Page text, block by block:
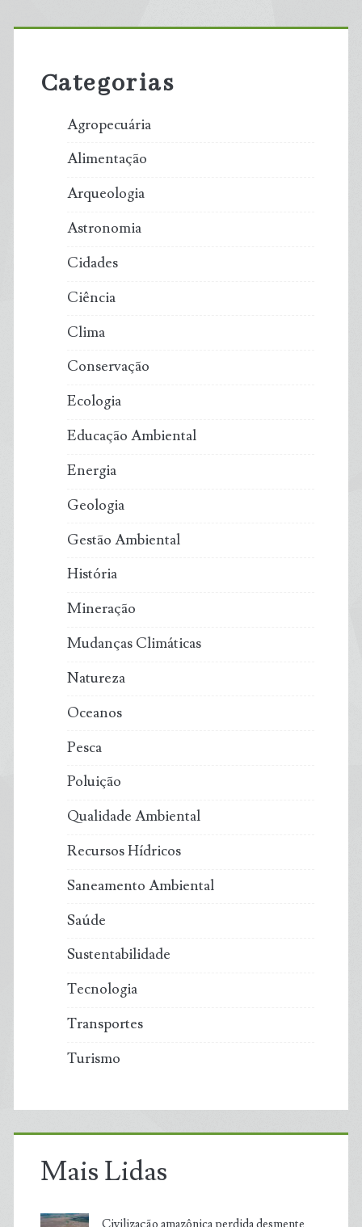
Primary
Sidebar
Categorias
Agropecuária
Alimentação
Arqueologia
Astronomia
Cidades
Ciência
Clima
Conservação
Ecologia
Educação Ambiental
Energia
Geologia
Gestão Ambiental
História
Mineração
Mudanças Climáticas
Natureza
Oceanos
Pesca
Poluição
Qualidade Ambiental
Recursos Hídricos
Saneamento Ambiental
Saúde
Sustentabilidade
Tecnologia
Transportes
Turismo
Mais Lidas
Civilização amazônica perdida desmente